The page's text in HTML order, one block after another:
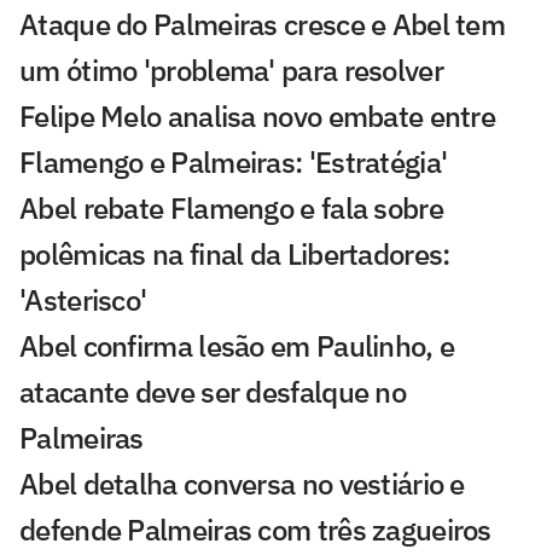
Ataque do Palmeiras cresce e Abel tem
um ótimo 'problema' para resolver
Felipe Melo analisa novo embate entre
Flamengo e Palmeiras: 'Estratégia'
Abel rebate Flamengo e fala sobre
polêmicas na final da Libertadores:
'Asterisco'
Abel confirma lesão em Paulinho, e
atacante deve ser desfalque no
Palmeiras
Abel detalha conversa no vestiário e
defende Palmeiras com três zagueiros